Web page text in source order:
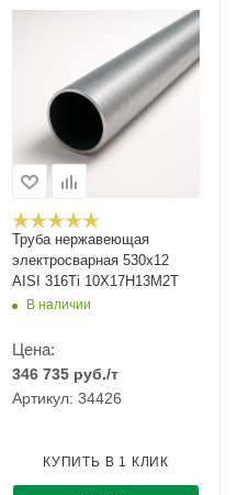
Труба нержавеющая
электросварная 530х12
AISI 316Ti 10Х17Н13М2Т
В наличии
Цена:
346 735 руб./т
Артикул: 34426
КУПИТЬ В 1 КЛИК